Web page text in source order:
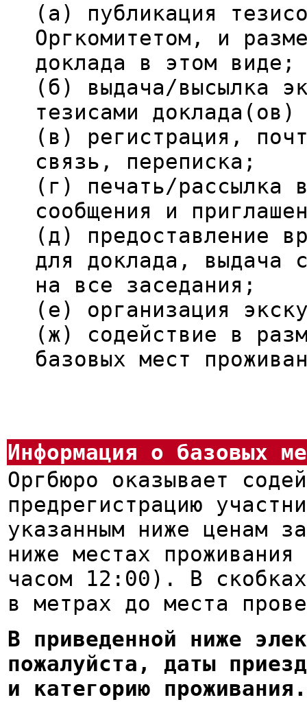
(а) публикация
Оргкомитетом, и
доклада в этом виде;
(б) выдача/высылка
тезисами доклада(ов)
(в) регистрация,
связь, переписка;
(г) печать/рассылка
сообщения и
(д) предоставление
для доклада, выдача
на все заседания;
(е) организация
(ж) содействие в
базовых мест
Информация о базовых
Оргбюро оказывает
предрегистрацию
указанным ниже ценам
ниже местах
часом 12:00). В
в метрах до места
В приведенной ниже
пожалуйста, даты
и категорию проживания.